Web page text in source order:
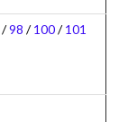
/98 /100/101